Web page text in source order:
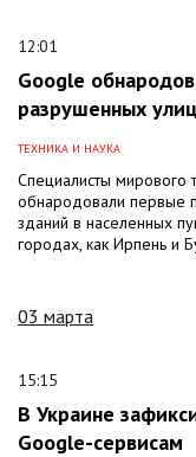
12:01
Google
разрушенных
ТЕХНИКА И НАУКА
Специалисты мирового
обнародовали первые
зданий в населенных
городах, как Ирпень и
03 марта
15:15
В Украине
Google-сервисам